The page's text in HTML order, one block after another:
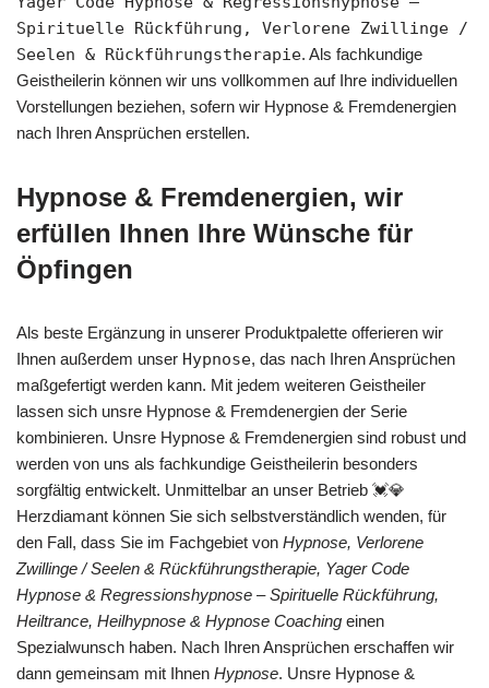
Spirituelle Rückführung, Verlorene Zwillinge /
Seelen & Rückführungstherapie. Als fachkundige
Geistheilerin können wir uns vollkommen auf Ihre individuellen
Vorstellungen beziehen, sofern wir Hypnose & Fremdenergien
nach Ihren Ansprüchen erstellen.
Hypnose & Fremdenergien, wir
erfüllen Ihnen Ihre Wünsche für
Öpfingen
Als beste Ergänzung in unserer Produktpalette offerieren wir
Ihnen außerdem unser Hypnose, das nach Ihren Ansprüchen
maßgefertigt werden kann. Mit jedem weiteren Geistheiler
lassen sich unsre Hypnose & Fremdenergien der Serie
kombinieren. Unsre Hypnose & Fremdenergien sind robust und
werden von uns als fachkundige Geistheilerin besonders
sorgfältig entwickelt. Unmittelbar an unser Betrieb 💓️💎
Herzdiamant können Sie sich selbstverständlich wenden, für
den Fall, dass Sie im Fachgebiet von Hypnose, Verlorene
Zwillinge / Seelen & Rückführungstherapie, Yager Code
Hypnose & Regressionshypnose – Spirituelle Rückführung,
Heiltrance, Heilhypnose & Hypnose Coaching einen
Spezialwunsch haben. Nach Ihren Ansprüchen erschaffen wir
dann gemeinsam mit Ihnen Hypnose. Unsre Hypnose &